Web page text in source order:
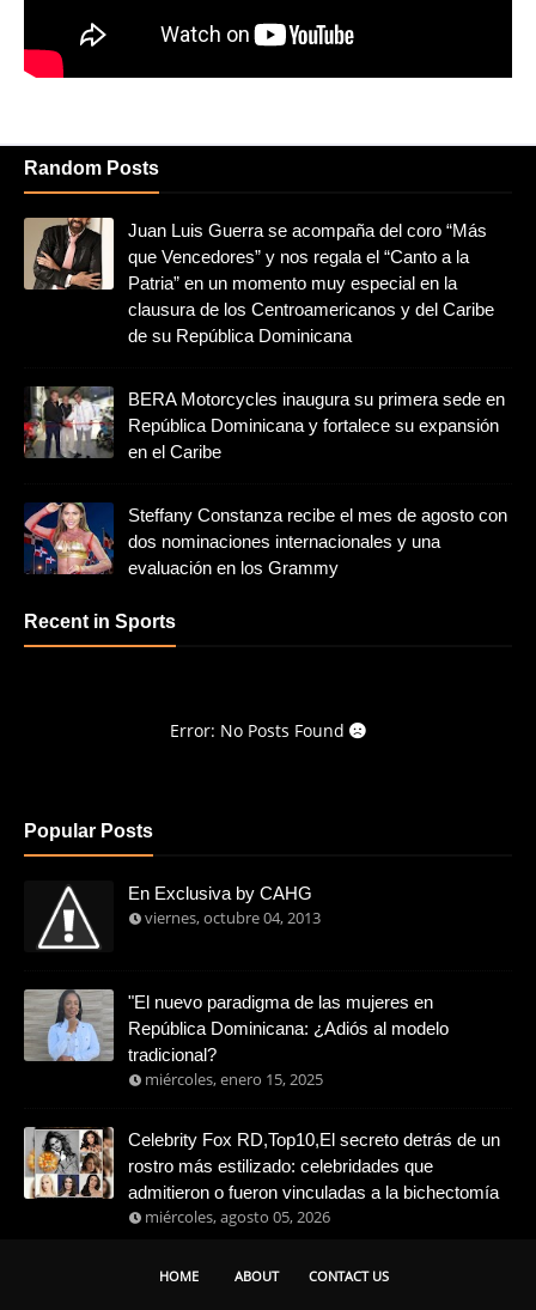
Random Posts
Juan Luis Guerra se acompaña del coro “Más
que Vencedores” y nos regala el “Canto a la
Patria” en un momento muy especial en la
clausura de los Centroamericanos y del Caribe
de su República Dominicana
BERA Motorcycles inaugura su primera sede en
República Dominicana y fortalece su expansión
en el Caribe
Steffany Constanza recibe el mes de agosto con
dos nominaciones internacionales y una
evaluación en los Grammy
Recent in Sports
Error: No Posts Found
Popular Posts
En Exclusiva by CAHG
viernes, octubre 04, 2013
"El nuevo paradigma de las mujeres en
República Dominicana: ¿Adiós al modelo
tradicional?
miércoles, enero 15, 2025
Celebrity Fox RD,Top10,El secreto detrás de un
rostro más estilizado: celebridades que
admitieron o fueron vinculadas a la bichectomía
miércoles, agosto 05, 2026
HOME ABOUT CONTACT US